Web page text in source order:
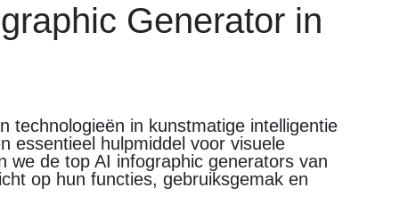
Generator in
technologieën in kunstmatige intelligentie
essentieel hulpmiddel voor visuele
we de top AI infographic generators van
op hun functies, gebruiksgemak en